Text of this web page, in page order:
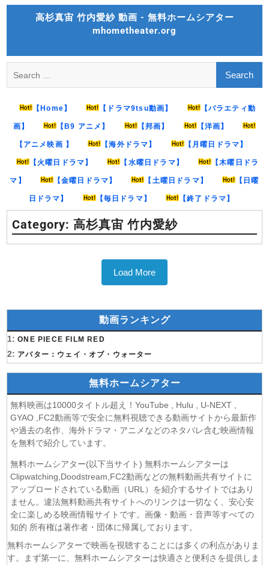
Skip
高杉真宙 竹内愛紗 動画 - 無料ホームシアター
mhometheater.org
for:
【Home】 【ドラマ9tsu動画】 【バラエティ動
画】 【B9 アニメ】 【邦画】 【洋画】
【アニメ映画 】 【海外ドラマ】 【月曜日ドラマ】
【火曜日ドラマ】 【水曜日ドラマ】 【木曜日ドラ
マ】 【金曜日ドラマ】 【土曜日ドラマ】 【日曜
日ドラマ】 【毎日ドラマ】 【終了ドラマ】
Category:高杉真宙 竹内愛紗
Load More
動画ランキング
1: ONE PIECE FILM RED
2: アバター：ウェイ・オブ・ウォーター
無料ホームシアター
無料映画は10000タイトル超え！YouTube , Hulu , U-NEXT ,
GYAO ,FC2動画等で安全に無料視聴できる動画サイトから最新作
や過去の名作、海外ドラマ・アニメなどのネタバレ含む映画情報
を無料で紹介しています。
無料ホームシアター(以下当サイト) 無料ホームシアターは
Clipwatching,Doodstream,FC2動画などの無料動画共有サイトに
アップロードされている動画（URL）を紹介するサイトではあり
ません。違法無料動画共有サイトへのリンクは一切なく、安心安
全に楽しめる映画情報サイトです。画像・動画・音声等すべての
知的 所有権は著作者・団体に帰属しております。
無料ホームシアターで映画を視聴することには多くの利点がありま
す。まず第一に、無料ホームシアターは快適さと便利さを提供しま